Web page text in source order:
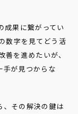
成果に繋がってい
数字を見てどう活
を進めたいが、
が見つからな
、その解決の鍵は